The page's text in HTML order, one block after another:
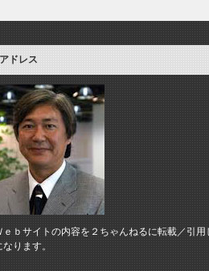
アドレス
ｅｂサイトの内容を２ちゃんねるに転載／引
ります。